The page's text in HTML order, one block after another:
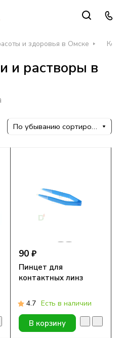
и здоровья в Омске
и растворы в
По убыванию сортировки
90 ₽
Пинцет для
контактных линз
4.7 Есть в наличии
В корзину